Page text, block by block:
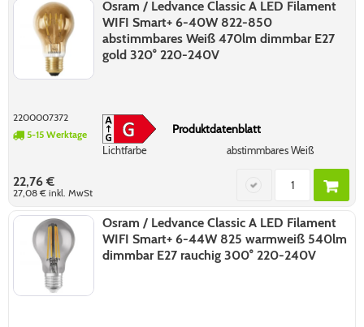
Osram / Ledvance Classic A LED Filament
WIFI Smart+ 6-40W 822-850
abstimmbares Weiß 470lm dimmbar E27
gold 320° 220-240V
2200007372
5-15 Werktage
Produktdatenblatt
Lichtfarbe abstimmbares Weiß
22,76 €
27,08 €inkl. MwSt
Osram / Ledvance Classic A LED Filament
WIFI Smart+ 6-44W 825 warmweiß 540lm
dimmbar E27 rauchig 300° 220-240V